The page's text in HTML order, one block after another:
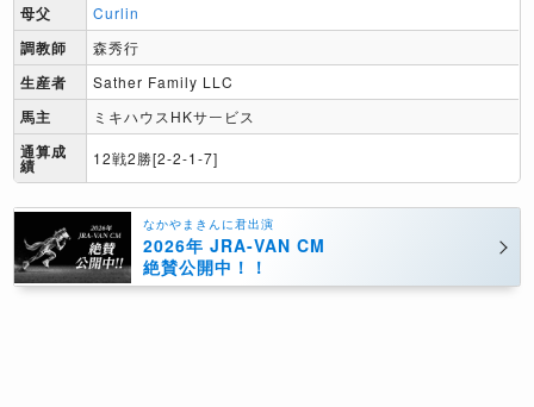
母父 Curlin
調教師 森秀行
生産者 Sather Family LLC
馬主 ミキハウスHKサービス
通算成
績 12戦2勝[2-2-1-7]
なかやまきんに君出演
2026年 JRA-VAN CM
絶賛公開中！！